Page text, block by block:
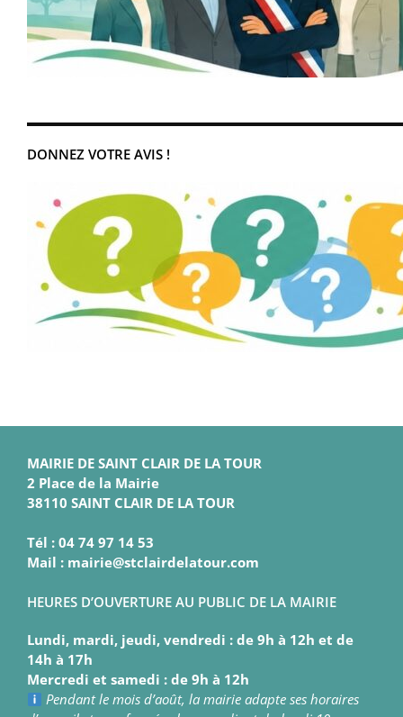
DONNEZ VOTRE AVIS !
MAIRIE DE SAINT CLAIR DE LA TOUR
2 Place de la Mairie
38110 SAINT CLAIR DE LA TOUR
Tél : 04 74 97 14 53
Mail : mairie@stclairdelatour.com
HEURES D’OUVERTURE AU PUBLIC DE LA MAIRIE
Lundi, mardi, jeudi, vendredi : de 9h à 12h et de
14h à 17h
Mercredi et samedi : de 9h à 12h
Pendant le mois d’août, la mairie adapte ses horaires